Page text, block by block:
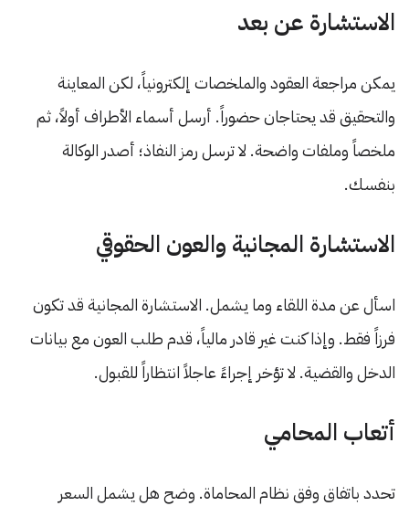
الاستشارة عن بعد
يمكن مراجعة العقود والملخصات إلكترونياً، لكن المعاينة
والتحقيق قد يحتاجان حضوراً. أرسل أسماء الأطراف أولاً، ثم
ملخصاً وملفات واضحة. لا ترسل رمز النفاذ؛ أصدر الوكالة
بنفسك.
الاستشارة المجانية والعون الحقوقي
اسأل عن مدة اللقاء وما يشمل. الاستشارة المجانية قد تكون
فرزاً فقط. وإذا كنت غير قادر مالياً، قدم طلب العون مع بيانات
الدخل والقضية. لا تؤخر إجراءً عاجلاً انتظاراً للقبول.
أتعاب المحامي
تحدد باتفاق وفق نظام المحاماة. وضح هل يشمل السعر